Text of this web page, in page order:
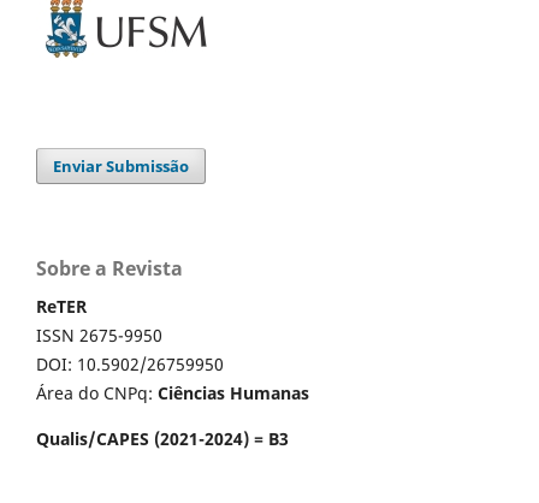
Enviar Submissão
Sobre a Revista
ReTER
ISSN 2675-9950
DOI: 10.5902/26759950
Área do CNPq: Ciências Humanas
Qualis/CAPES (2021-2024) = B3